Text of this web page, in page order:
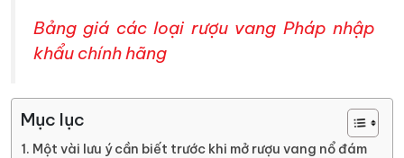
Bảng giá các loại rượu vang Pháp nhập
khẩu chính hãng
Mục lục
Một vài lưu ý cần biết trước khi mở rượu vang nổ đám